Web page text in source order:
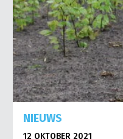
NIEUWS
12 OKTOBER 2021